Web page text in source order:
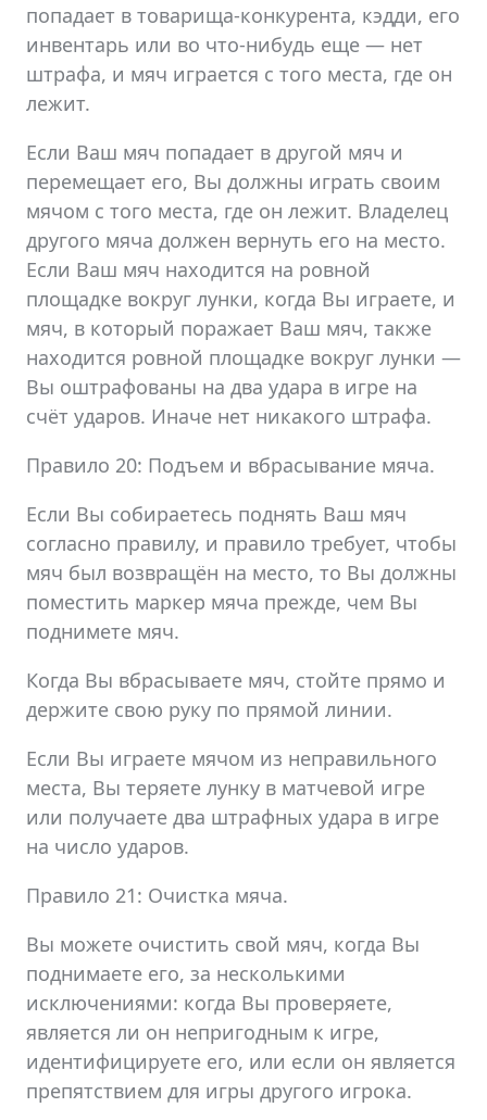
попадает в товарища-конкурента, кэдди, его
инвентарь или во что-нибудь еще — нет
штрафа, и мяч играется с того места, где он
лежит.
Если Ваш мяч попадает в другой мяч и
перемещает его, Вы должны играть своим
мячом с того места, где он лежит. Владелец
другого мяча должен вернуть его на место.
Если Ваш мяч находится на ровной
площадке вокруг лунки, когда Вы играете, и
мяч, в который поражает Ваш мяч, также
находится ровной площадке вокруг лунки —
Вы оштрафованы на два удара в игре на
счёт ударов. Иначе нет никакого штрафа.
Правило 20: Подъем и вбрасывание мяча.
Если Вы собираетесь поднять Ваш мяч
согласно правилу, и правило требует, чтобы
мяч был возвращён на место, то Вы должны
поместить маркер мяча прежде, чем Вы
поднимете мяч.
Когда Вы вбрасываете мяч, стойте прямо и
держите свою руку по прямой линии.
Если Вы играете мячом из неправильного
места, Вы теряете лунку в матчевой игре
или получаете два штрафных удара в игре
на число ударов.
Правило 21: Очистка мяча.
Вы можете очистить свой мяч, когда Вы
поднимаете его, за несколькими
исключениями: когда Вы проверяете,
является ли он непригодным к игре,
идентифицируете его, или если он является
препятствием для игры другого игрока.